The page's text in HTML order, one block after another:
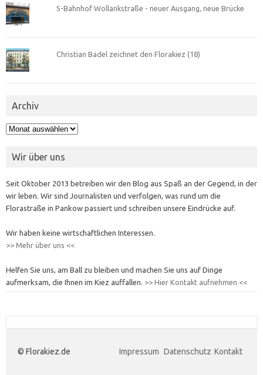
S-Bahnhof Wollankstraße - neuer Ausgang, neue Brücke
Christian Badel zeichnet den Florakiez (18)
Archiv
Archiv
Wir über uns
Seit Oktober 2013 betreiben wir den Blog aus Spaß an der Gegend, in der
wir leben. Wir sind Journalisten und verfolgen, was rund um die
Florastraße in Pankow passiert und schreiben unsere Eindrücke auf.
Wir haben keine wirtschaftlichen Interessen.
>> Mehr über uns <<
Helfen Sie uns, am Ball zu bleiben und machen Sie uns auf Dinge
aufmerksam, die Ihnen im Kiez auffallen. >> Hier Kontakt aufnehmen <<
© Florakiez.de Impressum Datenschutz Kontakt